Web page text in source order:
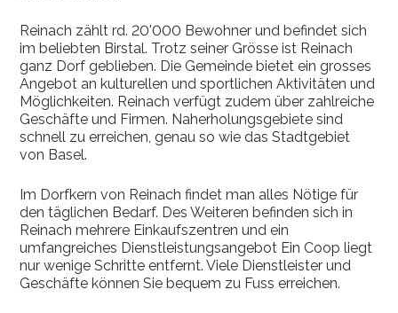
Reinach zählt rd. 20'000 Bewohner und befindet sich
im beliebten Birstal. Trotz seiner Grösse ist Reinach
ganz Dorf geblieben. Die Gemeinde bietet ein grosses
Angebot an kulturellen und sportlichen Aktivitäten und
Möglichkeiten. Reinach verfügt zudem über zahlreiche
Geschäfte und Firmen. Naherholungsgebiete sind
schnell zu erreichen, genau so wie das Stadtgebiet
von Basel.
Im Dorfkern von Reinach findet man alles Nötige für
den täglichen Bedarf. Des Weiteren befinden sich in
Reinach mehrere Einkaufszentren und ein
umfangreiches Dienstleistungsangebot Ein Coop liegt
nur wenige Schritte entfernt. Viele Dienstleister und
Geschäfte können Sie bequem zu Fuss erreichen.